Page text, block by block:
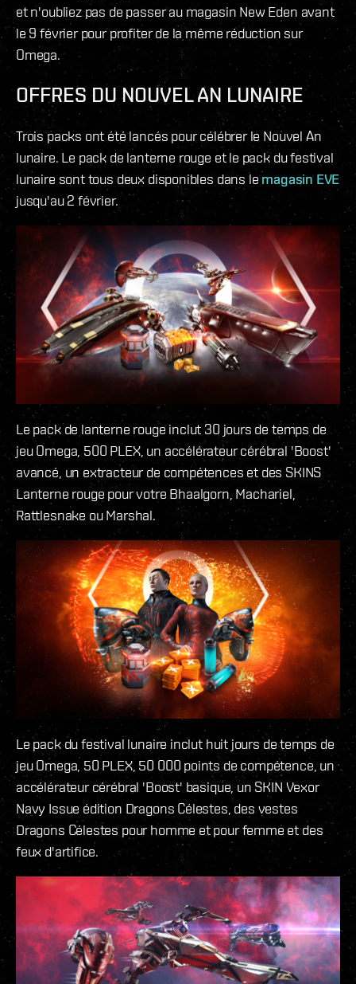
et n'oubliez pas de passer au magasin New Eden avant
le 9 février pour profiter de la même réduction sur
Omega.
OFFRES DU NOUVEL AN LUNAIRE
Trois packs ont été lancés pour célébrer le Nouvel An
lunaire. Le pack de lanterne rouge et le pack du festival
lunaire sont tous deux disponibles dans le magasin EVE
jusqu'au 2 février.
Le pack de lanterne rouge inclut 30 jours de temps de
jeu Omega, 500 PLEX, un accélérateur cérébral 'Boost'
avancé, un extracteur de compétences et des SKINS
Lanterne rouge pour votre Bhaalgorn, Machariel,
Rattlesnake ou Marshal.
Le pack du festival lunaire inclut huit jours de temps de
jeu Omega, 50 PLEX, 50 000 points de compétence, un
accélérateur cérébral 'Boost' basique, un SKIN Vexor
Navy Issue édition Dragons Célestes, des vestes
Dragons Célestes pour homme et pour femme et des
feux d'artifice.